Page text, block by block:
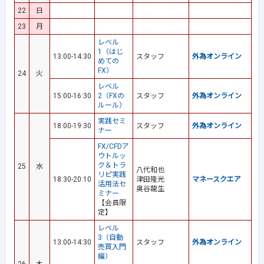
22
日
23
月
24 火
13:00-14:30
レベル
1（はじ
めての
FX）
スタッフ 外為オンライン
15:00-16:30
レベル
2（FXの
ルール）
スタッフ 外為オンライン
25 水
18:00-19:30
実践セミ
ナー
スタッフ 外為オンライン
18:30-20:10
FX/CFDア
ウトルッ
ク＆トラ
リピ実践
活用法セ
ミナー
【会員限
定】
八代和也
津田隆光
奥谷龍生
マネースクエア
13:00-14:30
レベル
3（自動
売買入門
編）
スタッフ 外為オンライン